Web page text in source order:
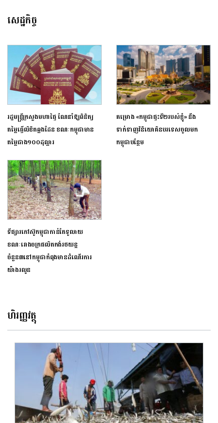
សេដ្ឋកិច្ច
រដ្ឋមន្ដ្រីក្រសួងមហាផ្ទៃ ណែនាំឱ្យពិនិត្យ
តម្លៃធ្វើលិខិតឆ្លងដែន ខណៈកម្ពុជាមាន​
តម្លៃជាង១០០ដុល្លារ
គម្រោង​ «កម្ពុជា​​ផ្ទះទី២របស់​ខ្ញុំ»​ នឹង
ទាក់ទាញ​វិនិយោគិនបរទេស​ចូលមក
កម្ពុជា​បន្ថែម​
ទីផ្សារកៅស៊ូកម្ពុជាកាន់តែទូលាយ
ខណៈរោងចក្រផលិតកង់រថយន្ត
ចំនួន៣នៅកម្ពុជាកំពុងមានដំណើរការ
យ៉ាងរលូន
ហិរញ្ញវត្ថុ